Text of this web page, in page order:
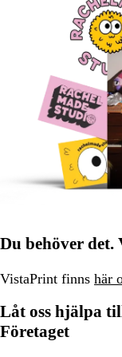
Du behöver
VistaPrint finns här
Låt oss hjälpa
Företaget